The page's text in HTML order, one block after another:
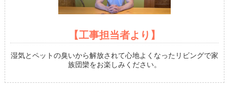
【工事担当者より】
湿気とペットの臭いから解放されて心地よくなったリビングで家
族団欒をお楽しみください。